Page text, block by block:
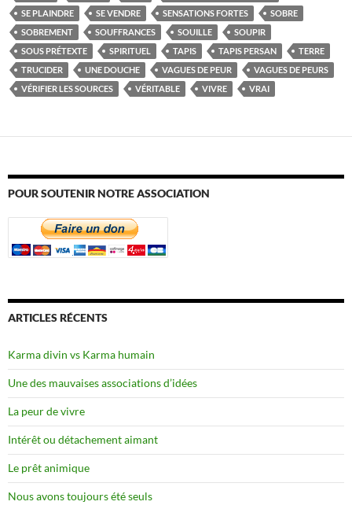
SE PLAINDRE
SE VENDRE SENSATIONS FORTES
SOBRE
SOBREMENT
SOUFFRANCES SOUILLE
SOUPIR
SOUS PRÉTEXTE
SPIRITUEL TAPIS TAPIS PERSAN
TERRE
TRUCIDER
UNE DOUCHE VAGUES DE PEUR
VAGUES DE PEURS
VÉRIFIER LES SOURCES
VÉRITABLE VIVRE VRAI
POUR SOUTENIR NOTRE ASSOCIATION
ARTICLES RÉCENTS
Karma divin vs Karma humain
Une des mauvaises associations d’idées
La peur de vivre
Intérêt ou détachement aimant
Le prêt animique
Nous avons toujours été seuls